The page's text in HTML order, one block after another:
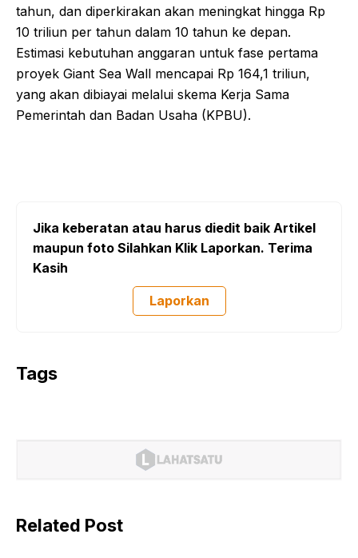
tahun, dan diperkirakan akan meningkat hingga Rp
10 triliun per tahun dalam 10 tahun ke depan.
Estimasi kebutuhan anggaran untuk fase pertama
proyek Giant Sea Wall mencapai Rp 164,1 triliun,
yang akan dibiayai melalui skema Kerja Sama
Pemerintah dan Badan Usaha (KPBU).
Jika keberatan atau harus diedit baik Artikel
maupun foto Silahkan Klik Laporkan. Terima
Kasih
Laporkan
Tags
Related Post